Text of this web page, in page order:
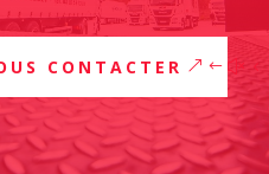
CONTACTER